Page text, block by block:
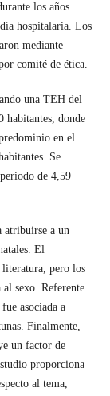
los años
hospitalaria. Los
mediante
comité de ética.
una TEH del
habitantes, donde
en el
Se
de 4,59
atribuirse a un
El
pero los
sexo. Referente
asociada a
Finalmente,
un factor de
proporciona
al tema,